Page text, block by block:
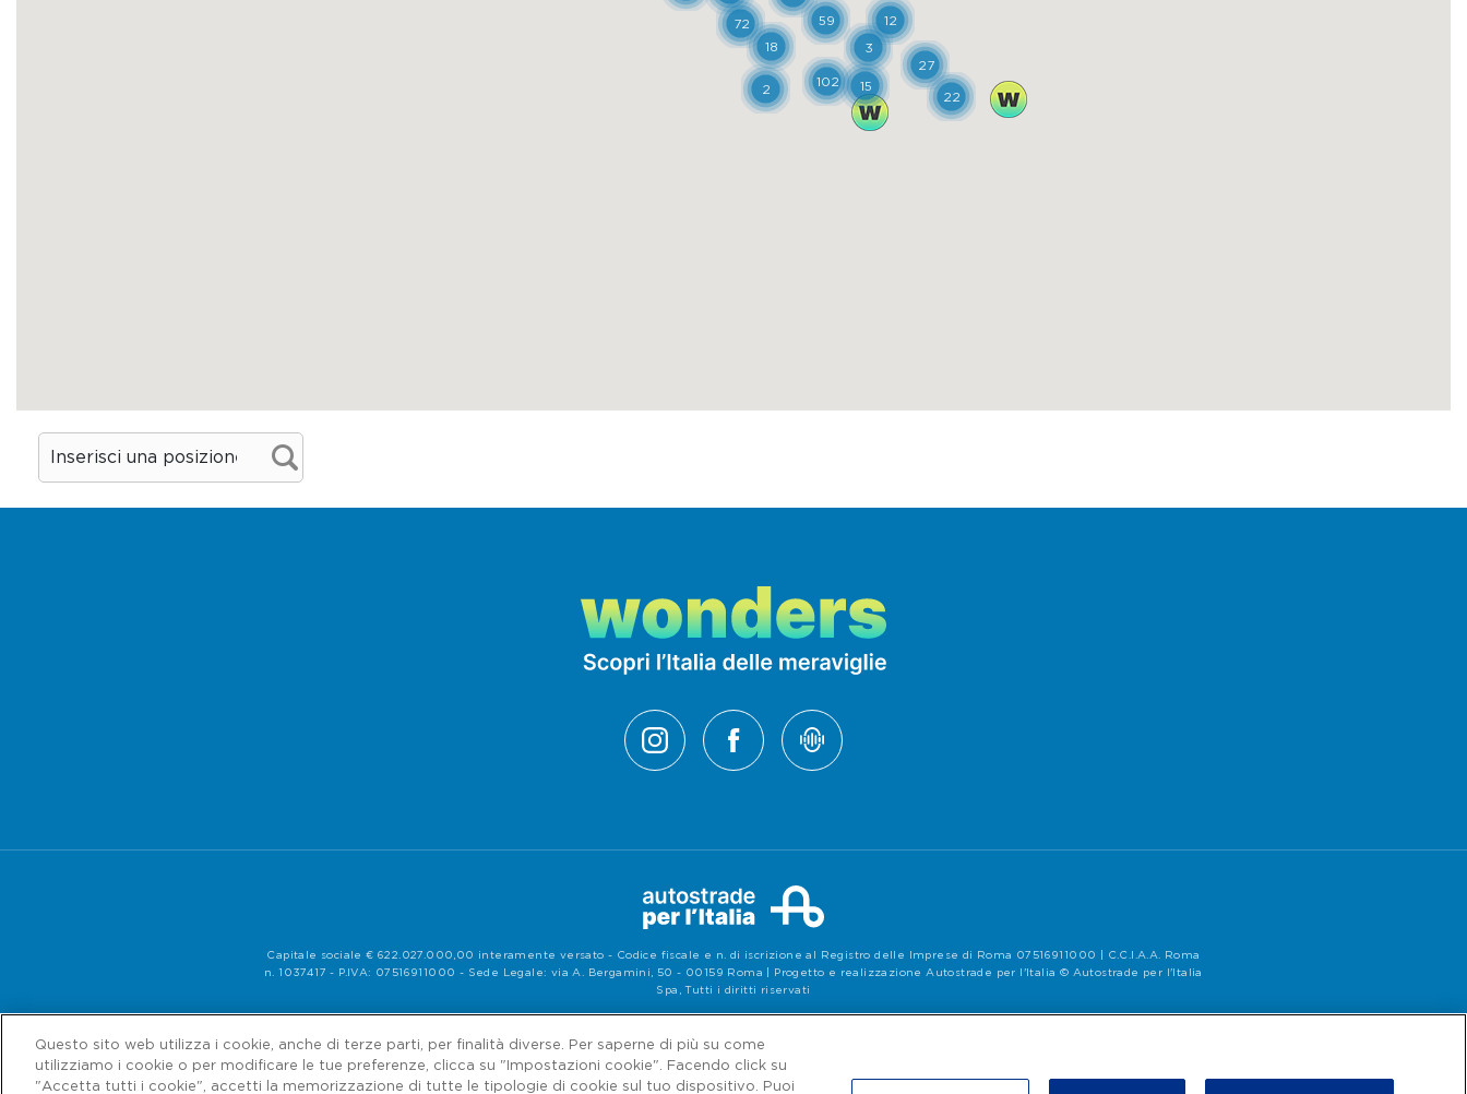
Capitale sociale € 622.027.000,00 interamente versato - Codice fiscale e n. di iscrizione al Registro delle Imprese di Roma 07516911000 | C.C.I.A.A. Roma
n. 1037417 - P.IVA: 07516911000 - Sede Legale: via A. Bergamini, 50 - 00159 Roma | Progetto e realizzazione Autostrade per l'Italia © Autostrade per l'Italia
Spa, Tutti i diritti riservati
Privacy| Accessibilità
Questo sito web utilizza i cookie, anche di terze parti, per finalità diverse. Per saperne di più su come
utilizziamo i cookie o per modificare le tue preferenze, clicca su "Impostazioni cookie". Facendo click su
"Accetta tutti i cookie", accetti la memorizzazione di tutte le tipologie di cookie sul tuo dispositivo. Puoi